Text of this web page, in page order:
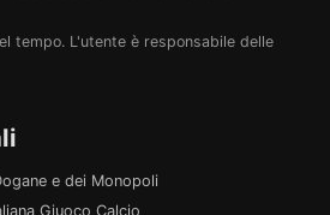
tempo. L'utente è responsabile delle
e dei Monopoli
Giuoco Calcio